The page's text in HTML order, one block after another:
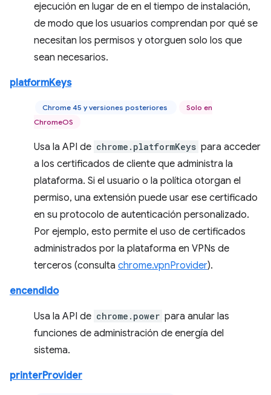
ejecución en lugar de en el tiempo de instalación,
de modo que los usuarios comprendan por qué se
necesitan los permisos y otorguen solo los que
sean necesarios.
platformKeys
Chrome 45 y versiones posteriores
Solo en
ChromeOS
Usa la API de chrome.platformKeys para acceder
a los certificados de cliente que administra la
plataforma. Si el usuario o la política otorgan el
permiso, una extensión puede usar ese certificado
en su protocolo de autenticación personalizado.
Por ejemplo, esto permite el uso de certificados
administrados por la plataforma en VPNs de
terceros (consulta chrome.vpnProvider).
encendido
Usa la API de chrome.power para anular las
funciones de administración de energía del
sistema.
printerProvider